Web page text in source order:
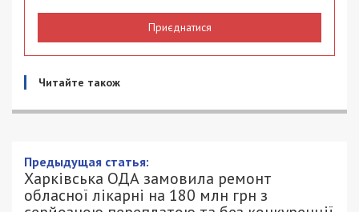
Приєднатися
Читайте також
Предыдущая статья:
Харківська ОДА замовила ремонт
обласної лікарні на 180 млн грн з